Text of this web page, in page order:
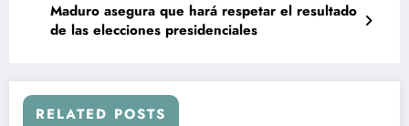
Maduro asegura que hará respetar el resultado
de las elecciones presidenciales
RELATED POSTS